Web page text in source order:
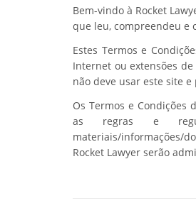
Bem-vindo à Rocket
que leu, compreendeu e
Estes Termos e
Internet ou extensões de
não deve usar este site
Os Termos e Condições
as regras e
materiais/informações/
Rocket Lawyer serão